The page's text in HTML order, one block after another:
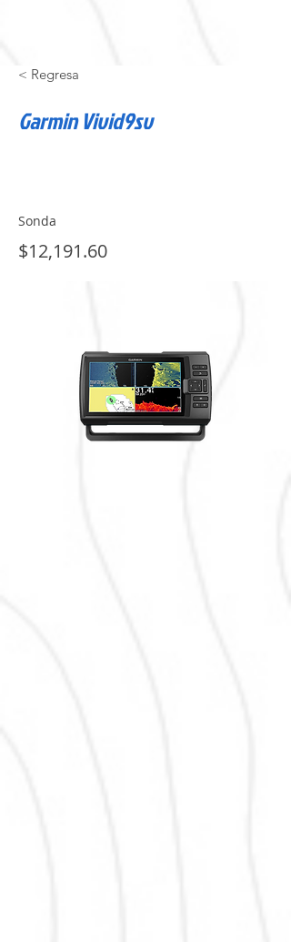
< Regresa
Garmin Vivid9sv
Sonda
$12,191.60